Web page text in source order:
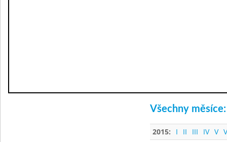
Všechny měsíce:
2015: I II III IV V